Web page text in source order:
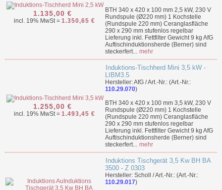
1.135,00 €
incl. 19% MwSt = 1.350,65 €
BTH 340 x 420 x 100 mm 2,5 kW, 230 V
Rundspule (Ø220 mm) 1 Kochstelle
(Rundspule 220 mm) Ceranglasfläche
290 x 290 mm stufenlos regelbar
Lieferung inkl. Fettfilter Gewicht 9 kg AfG
Auftischinduktionsherde (Berner) sind
steckerfert... mehr
1.255,00 €
incl. 19% MwSt = 1.493,45 €
Induktions-Tischherd Mini 3,5 kW -
LIBM3.5
Hersteller: AfG / Art.-Nr.: (Art.-Nr.:
110.29.070)
BTH 340 x 420 x 100 mm 3,5 kW, 230 V
Rundspule (Ø220 mm) 1 Kochstelle
(Rundspule 220 mm) Ceranglasfläche
290 x 290 mm stufenlos regelbar
Lieferung inkl. Fettfilter Gewicht 9 kg AfG
Auftischinduktionsherde (Berner) sind
steckerfert... mehr
Induktions Tischgerät 3,5 Kw BH BA
3500 - Z 0303
Hersteller: Scholl / Art.-Nr.: (Art.-Nr.:
110.29.017)